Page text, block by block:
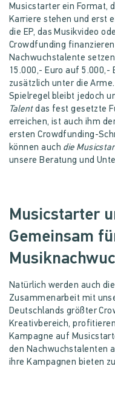
Musicstarter ein Format,
Karriere stehen und erst
die EP, das Musikvideo
Crowdfunding
Nachwuchstalente
15.000,- Euro auf
zusätzlich unter die
Spielregel bleibt jedoch
Talentdas fest gesetzte
erreichen, ist auch ihm
ersten Crowdfunding-
können auch die
unsere Beratung und
Musicstarter
Gemeinsam
Natürlich werden auch
Zusammenarbeit mit
Deutschlands größter
Kreativbereich,
Kampagne auf
den Nachwuchstalenten
ihre Kampagnen bieten